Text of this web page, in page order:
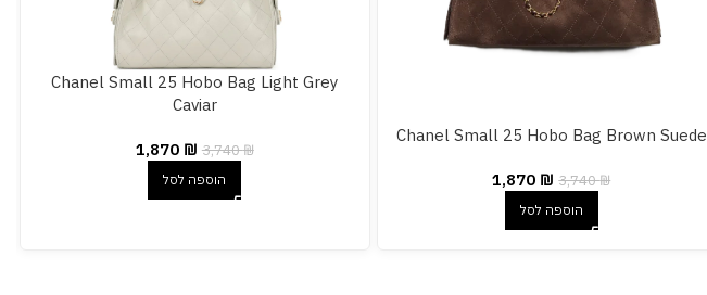
Chanel Small 25 Hobo Bag Brown Suede
3,740₪
1,870 ₪
הוספה לסל
Chanel Small 25 Hobo Bag Light Grey
Caviar
3,740₪
1,870 ₪
הוספה לסל